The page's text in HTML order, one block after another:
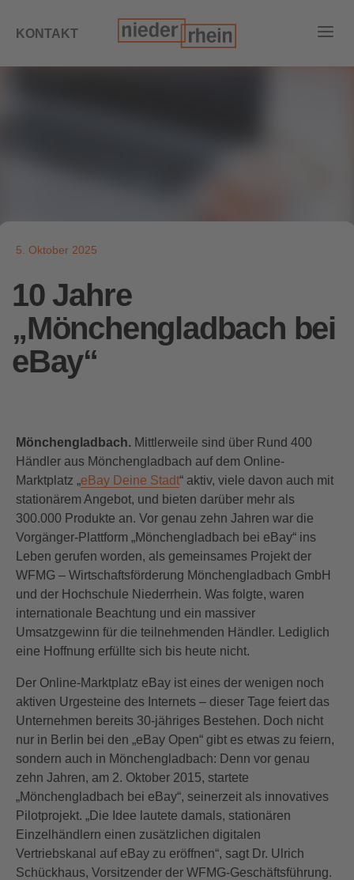
KONTAKT
5. Oktober 2025
10 Jahre
„Mönchengladbach bei
eBay“
Mönchengladbach. Mittlerweile sind über Rund 400
Händler aus Mönchengladbach auf dem Online-
Marktplatz „eBay Deine Stadt“ aktiv, viele davon auch mit
stationärem Angebot, und bieten darüber mehr als
300.000 Produkte an. Vor genau zehn Jahren war die
Vorgänger-Plattform „Mönchengladbach bei eBay“ ins
Leben gerufen worden, als gemeinsames Projekt der
WFMG – Wirtschaftsförderung Mönchengladbach GmbH
und der Hochschule Niederrhein. Was folgte, waren
internationale Beachtung und ein massiver
Umsatzgewinn für die teilnehmenden Händler. Lediglich
eine Hoffnung erfüllte sich bis heute nicht.
Der Online-Marktplatz eBay ist eines der wenigen noch
aktiven Urgesteine des Internets – dieser Tage feiert das
Unternehmen bereits 30-jähriges Bestehen. Doch nicht
nur in Berlin bei den „eBay Open“ gibt es etwas zu feiern,
sondern auch in Mönchengladbach: Denn vor genau
zehn Jahren, am 2. Oktober 2015, startete
„Mönchengladbach bei eBay“, seinerzeit als innovatives
Pilotprojekt. „Die Idee lautete damals, stationären
Einzelhändlern einen zusätzlichen digitalen
Vertriebskanal auf eBay zu eröffnen“, sagt Dr. Ulrich
Schückhaus, Vorsitzender der WFMG-Geschäftsführung.